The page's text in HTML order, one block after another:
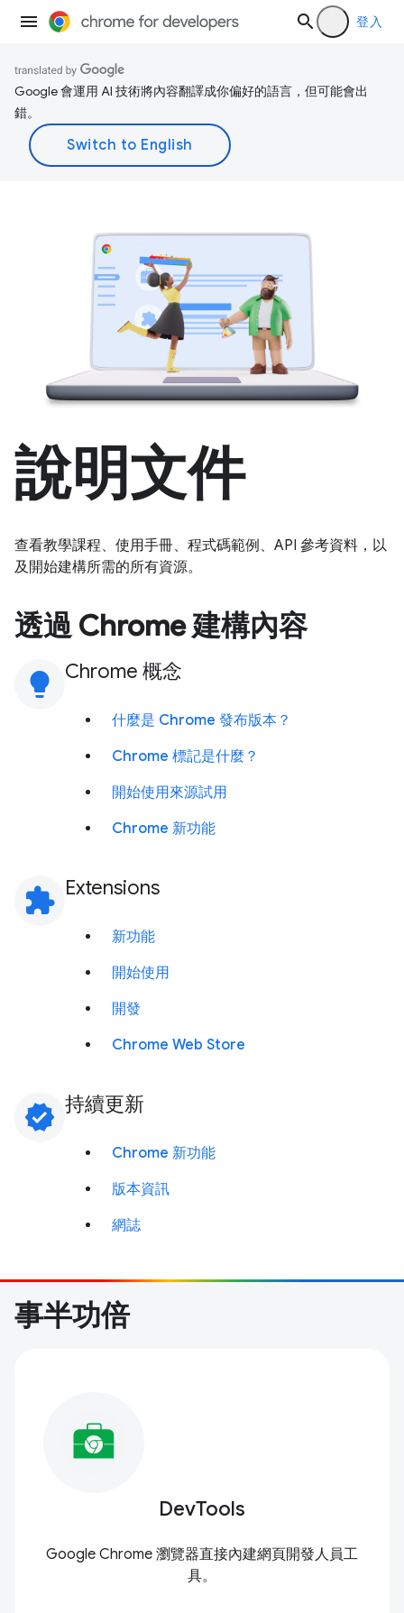
登入
Google 會運用 AI 技術將內容翻譯成你偏好的語言，但可能會出
錯。
說明文件
查看教學課程、使用手冊、程式碼範例、API 參考資料，以
及開始建構所需的所有資源。
透過 Chrome 建構內容
lightbulb Chrome 概念
什麼是 Chrome 發布版本？
Chrome 標記是什麼？
開始使用來源試用
Chrome 新功能
extension Extensions
新功能
開始使用
開發
Chrome Web Store
verified 持續更新
Chrome 新功能
版本資訊
網誌
事半功倍
DevTools
Google Chrome 瀏覽器直接內建網頁開發人員工
具。